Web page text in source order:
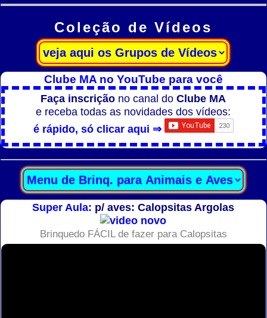
Coleção de Vídeos
Clube MA no YouTube para você
Faça inscrição no canal doClube MA
e receba todas as novidades dos vídeos:
é rápido, só clicar aqui ⇒
Super Aula: p/ aves: Calopsitas Argolas
Brinquedo FÁCIL de fazer para Calopsitas